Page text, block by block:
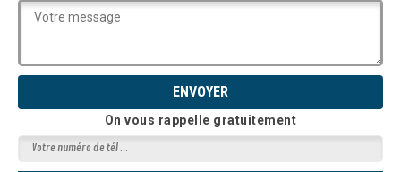
On vous rappelle gratuitement